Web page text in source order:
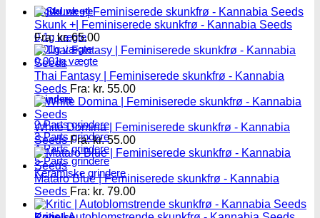
Digital vægte
0,1g vægte
0,01g vægte
0,001g vægte
Grindere
2-Parts grindere
3-Parts grindere
4-Parts grindere
5-Parts grindere
Keramiske grindere
Skunk +| Feminiserede skunkfrø - Kannabia Seeds
Fra: kr.65.00
Thai Fantasy | Feminiserede skunkfrø - Kannabia
Seeds Fra: kr. 55.00
White Domina | Feminiserede skunkfrø - Kannabia
Seeds Fra:kr.55.00
Mataro Blue | Feminiserede skunkfrø - Kannabia
Seeds Fra: kr. 79.00